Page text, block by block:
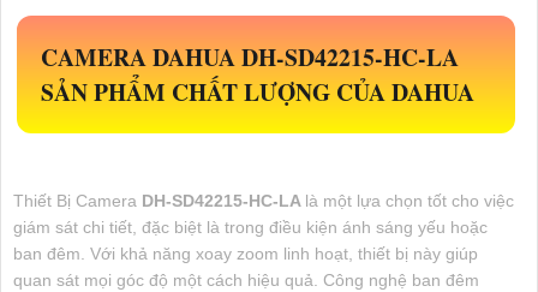
CAMERA DAHUADH-SD42215-HC-LA
SẢN PHẨM CHẤT LƯỢNG CỦA DAHUA
Thiết Bị Camera DH-SD42215-HC-LA là một lựa chọn tốt cho việc
giám sát chi tiết, đặc biệt là trong điều kiện ánh sáng yếu hoặc
ban đêm. Với khả năng xoay zoom linh hoạt, thiết bị này giúp
quan sát mọi góc độ một cách hiệu quả. Công nghệ ban đêm